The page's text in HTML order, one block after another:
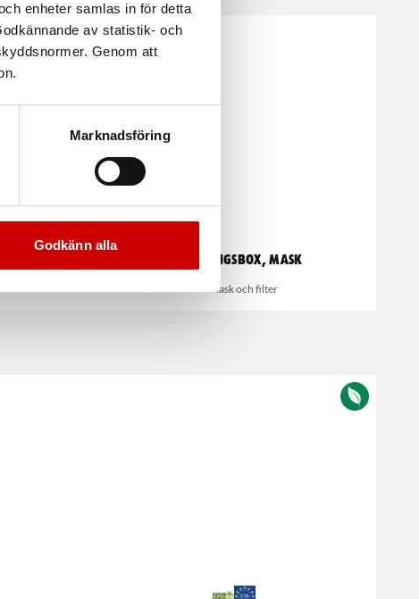
enheter samlas in för detta
av statistik- och
Genom att
Marknadsföring
Godkänn alla
Förvaringsbox, mask
För mask och filter